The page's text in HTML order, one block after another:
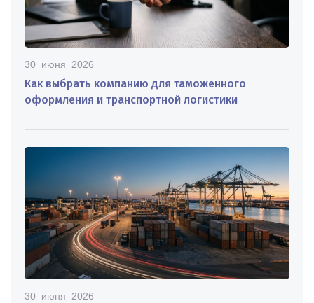
30 июня 2026
Как выбрать компанию для таможенного
оформления и транспортной логистики
30 июня 2026